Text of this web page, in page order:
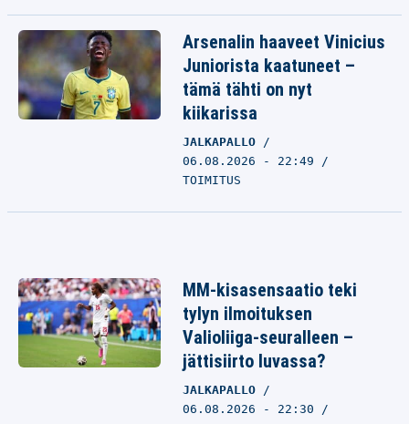
Arsenalin haaveet Vinicius
Juniorista kaatuneet –
tämä tähti on nyt
kiikarissa
JALKAPALLO
06.08.2026 - 22:49
TOIMITUS
MM-kisasensaatio teki
tylyn ilmoituksen
Valioliiga-seuralleen –
jättisiirto luvassa?
JALKAPALLO
06.08.2026 - 22:30